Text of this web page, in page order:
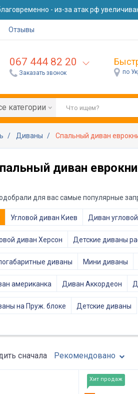
- из-за атак рф
Отзывы
067 444 82 20
Заказать звонок по
категории
Диваны Спальный диван
диван
для вас самые популярные
Угловой диван Киев Диван
диван Херсон Детские диваны
диваны Мини диваны
американка Диван Аккордеон
на Пруж. блоке Детские диваны
сначала Рекомендовано
Хит продаж